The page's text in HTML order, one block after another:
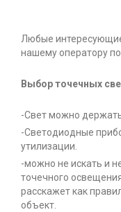
Любые
нашему оператору
Выбор точечных
-Свет можно
-Светодиодные
утилизации.
-можно не искать и
точечного
расскажет как
объект.